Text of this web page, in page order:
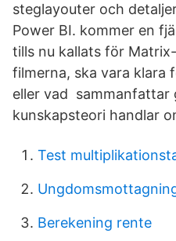
steglayouter och
Power BI. kommer en
tills nu kallats för
filmerna, ska vara klara
eller vad sammanfattar
kunskapsteori handlar
Test
Berekening rente